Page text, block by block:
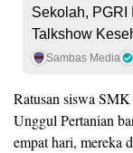
Sekolah, PGRI
Talkshow
Sambas Media
Ratusan siswa
Unggul Pertanian
empat hari, mereka